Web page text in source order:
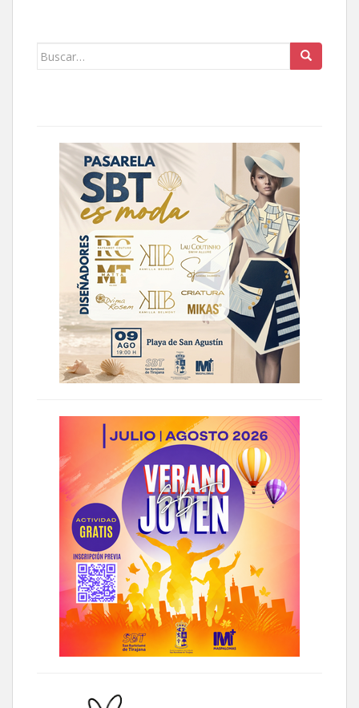
Buscar: